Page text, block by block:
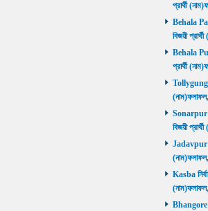
প্রার্থী
Behala
বিজয়ী
Behala
প্রার্থী
Tollygunge
Sonarpur
বিজয়ী
Jadavpur
Kasba
Bhangore